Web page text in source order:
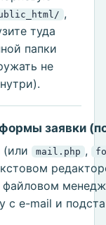
,
туда
папки
не
заявки
(или mail.php ,
файловом
с e-mail и